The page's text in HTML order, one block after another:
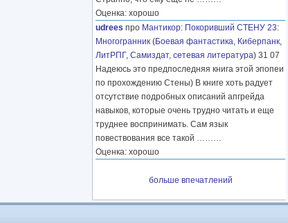
Оценка: хорошо
udrees про Мантикор: Покоривший СТЕНУ 23:
Многогранник (Боевая фантастика, Киберпанк,
ЛитРПГ, Самиздат, сетевая литература) 31 07
Надеюсь это предпоследняя книга этой эпопеи
по прохождению Стены) В книге хоть радует
отсутствие подробных описаний апгрейда
навыков, которые очень трудно читать и еще
труднее воспринимать. Сам язык
повествования все такой ………
Оценка: хорошо
больше впечатлений